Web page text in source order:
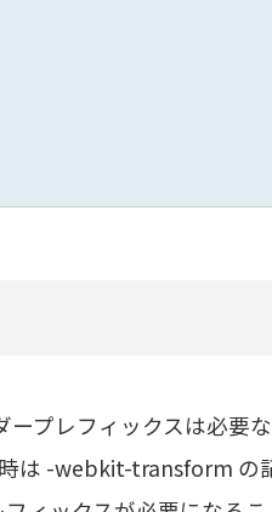
プレフィックスは必要な
は -webkit-transform の